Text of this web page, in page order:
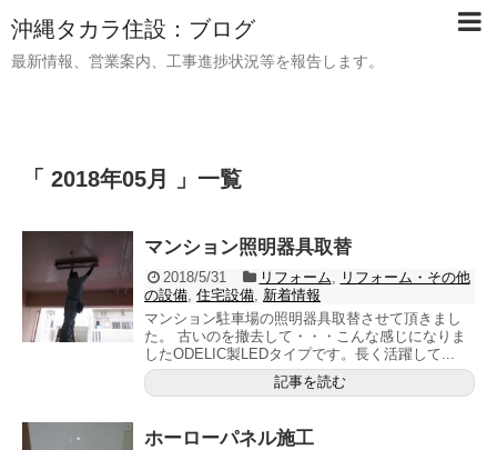
沖縄タカラ住設：ブログ
最新情報、営業案内、工事進捗状況等を報告します。
「 2018年05月 」一覧
マンション照明器具取替
2018/5/31 リフォーム
リフォーム・その他
の設備 住宅設備 新着情報
マンション駐車場の照明器具取替させて頂きまし
た。 古いのを撤去して・・・こんな感じになりま
したODELIC製LEDタイプです。長く活躍して...
記事を読む
ホーローパネル施工